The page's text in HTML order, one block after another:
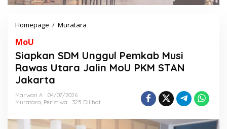
Homepage / Muratara
p
k
a
M
MoU
Siapkan SDM Unggul Pemkab Musi
Rawas Utara Jalin MoU PKM STAN
Jakarta
Marwan A
04/07/2026
Muratara, Peristiwa 325 Dilihat